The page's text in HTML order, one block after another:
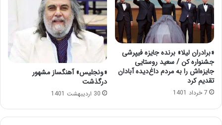
«برادران لیلا» برنده جایزه فیپرشی
جشنواره کن / سعید روستایی
جایزه‌اش را به مردم داغ‌دیده آبادان
تقدیم کرد
7 خرداد 1401
«ونجلیس» آهنگساز مشهور
درگذشت
30 اردیبهشت 1401